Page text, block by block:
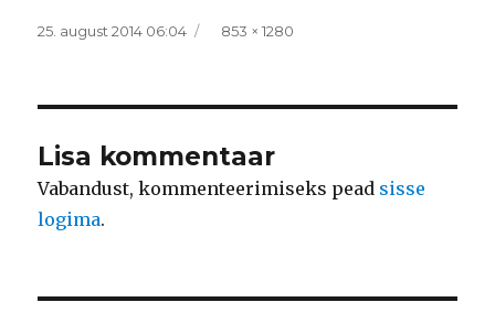
Postitatud
25. august 2014 06:04 Täissuurus
853 × 1280
Lisa kommentaar
Vabandust, kommenteerimiseks pead sisse
logima.